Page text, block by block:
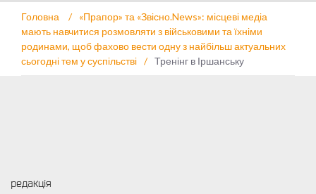
Головна /
«Прапор» та «Звісно.News»: місцеві медіа
мають навчитися розмовляти з військовими та їхніми
родинами, щоб фахово вести одну з найбільш актуальних
сьогодні тем у суспільстві / Тренінг в Іршанську
редакція